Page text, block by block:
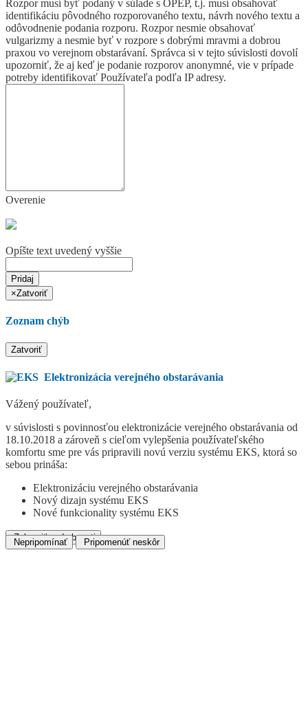
Rozpor musí byť podaný v súlade s OPEP, t.j. musí obsahovať
identifikáciu pôvodného rozporovaného textu, návrh nového textu a
odôvodnenie podania rozporu. Rozpor nesmie obsahovať
vulgarizmy a nesmie byť v rozpore s dobrými mravmi a dobrou
praxou vo verejnom obstarávaní. Správca si v tejto súvislosti dovolí
upozorniť, že aj keď je podanie rozporov anonymné, vie v prípade
potreby identifikovať Používateľa podľa IP adresy.
Overenie
Opíšte text uvedený vyššie
Pridaj
×Zatvoriť
Zoznam chýb
Zatvoriť
Elektronizácia verejného obstarávania
Vážený používateľ,
v súvislosti s povinnosťou elektronizácie verejného obstarávania od
18.10.2018 a zároveň s cieľom vylepšenia používateľského
komfortu sme pre vás pripravili novú verziu systému EKS, ktorá so
sebou prináša:
Elektronizáciu verejného obstarávania
Nový dizajn systému EKS
Nové funkcionality systému EKS
Zobraziť podrobnosti
Nepripomínať Pripomenúť neskôr